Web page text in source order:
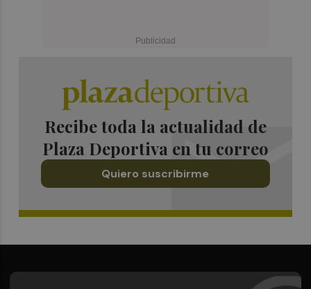
Recibe toda la actualidad de
Plaza Deportiva en tu correo
Quiero suscribirme